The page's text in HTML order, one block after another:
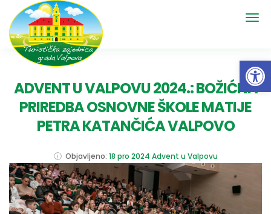
ADVENT U VALPOVU 2024.: BOŽIĆNA
PRIREDBA OSNOVNE ŠKOLE MATIJE
PETRA KATANČIĆA VALPOVO
Objavljeno: 18 pro 2024 Advent u Valpovu